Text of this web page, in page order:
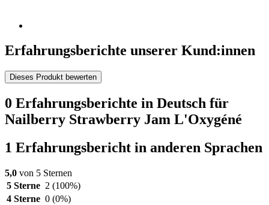
Erfahrungsberichte unserer Kund:innen
Dieses Produkt bewerten
0 Erfahrungsberichte in Deutsch für
Nailberry Strawberry Jam L'Oxygéné
1 Erfahrungsbericht in anderen Sprachen
5,0 von 5 Sternen
5 Sterne 2 (100%)
4 Sterne 0 (0%)